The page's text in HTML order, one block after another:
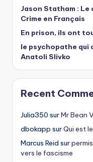
Jason Statham : Le
Crime en Français
En prison, ils ont
le psychopathe qui
Anatoli Slivko
Recent
Julia350 surMr Bean
dbokapp surQui est
Marcus Reid sur
vers le fascisme